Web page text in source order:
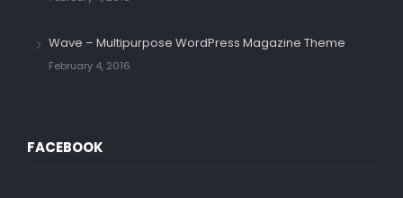
Wave – Multipurpose WordPress Magazine Theme
February 4, 2016
FACEBOOK